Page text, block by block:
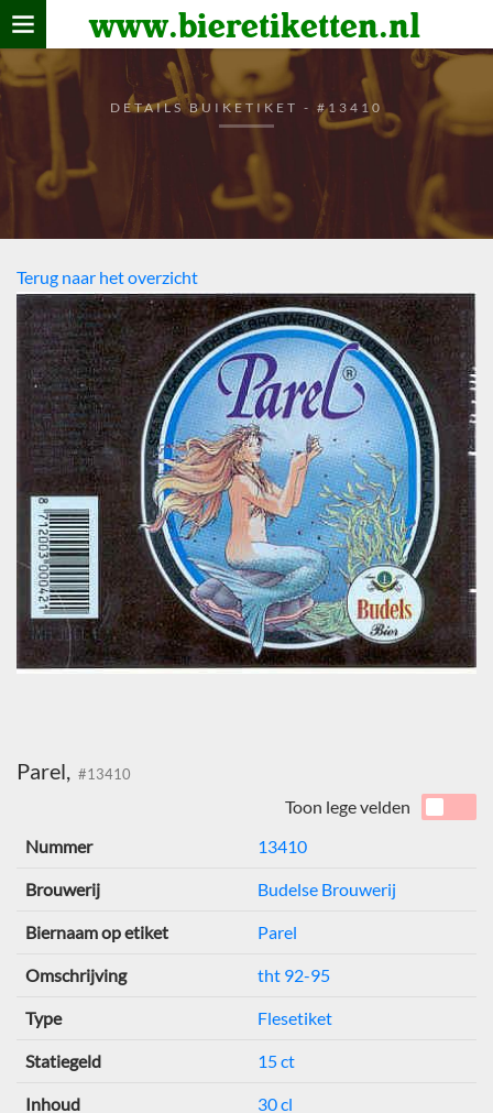
www.bieretiketten.nl
Home
verzamelen
De bierkaart
Bezoekers
DETAILS BUIKETIKET - #13410
Terug naar het overzicht
Parel, #13410
Toon lege velden
Nummer
13410
Brouwerij Budelse Brouwerij
Biernaam op etiket Parel
Omschrijving tht 92-95
Type Flesetiket
Statiegeld 15 ct
Inhoud 30 cl